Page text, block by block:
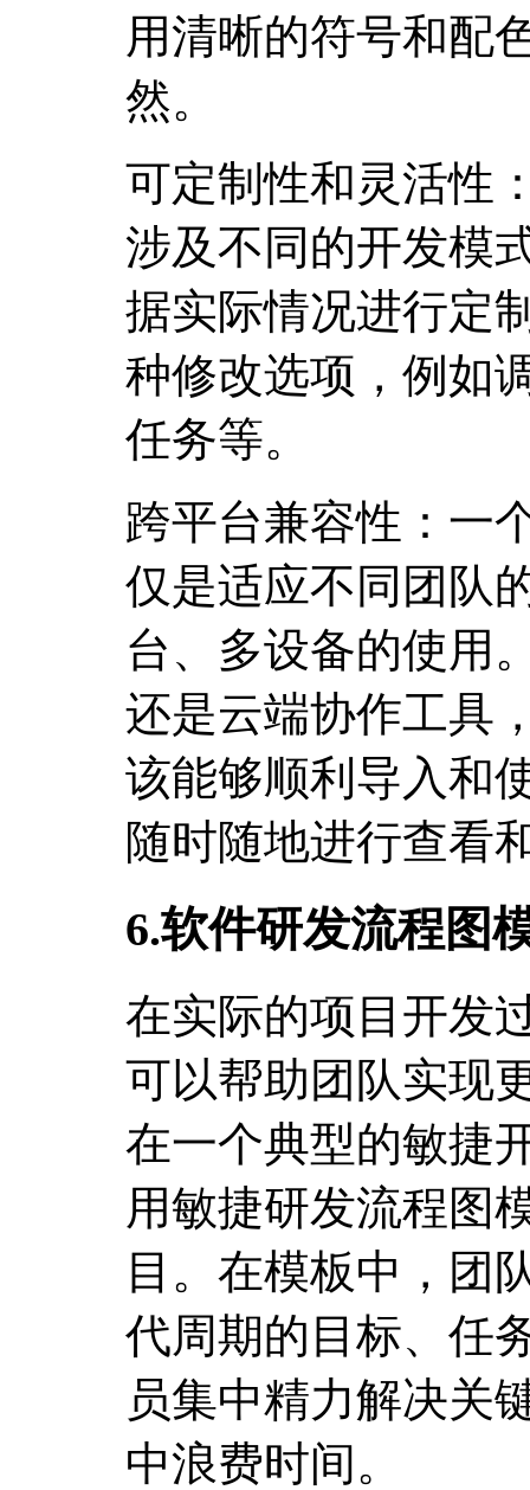
用清晰的符号和配
然。
可定制性和灵活性
涉及不同的开发模
据实际情况进行定
种修改选项，例如
任务等。
跨平台兼容性：一
仅是适应不同团队
台、多设备的使用
还是云端协作工具
该能够顺利导入和
随时随地进行查看
6.软件研发流程图
在实际的项目开发
可以帮助团队实现
在一个典型的敏捷
用敏捷研发流程图
目。在模板中，团
代周期的目标、任
员集中精力解决关
中浪费时间。